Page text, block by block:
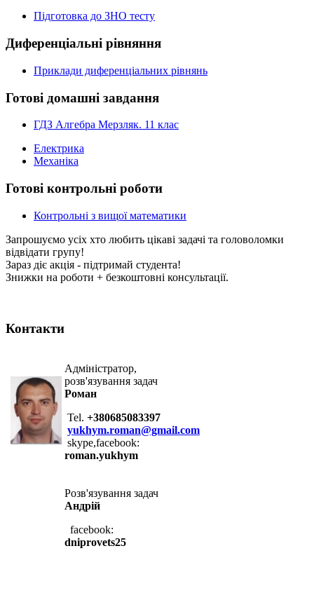
Підготовка до ЗНО тесту
Диференціальні рівняння
Приклади диференціальних рівнянь
Готові домашні завдання
ГДЗ Алгебра Мерзляк. 11 клас
Електрика
Механіка
Готові контрольні роботи
Контрольні з вищої математики
Запрошуємо усіх хто любить цікаві задачі та головоломки
відвідати групу!
Зараз діє акція - підтримай студента!
Знижки на роботи + безкоштовні консультації.
Контакти
Адміністратор,
розв'язування задач
Роман
Tel. +380685083397
yukhym.roman@gmail.com
skype,facebook:
roman.yukhym
Розв'язування задач
Андрій
facebook:
dniprovets25